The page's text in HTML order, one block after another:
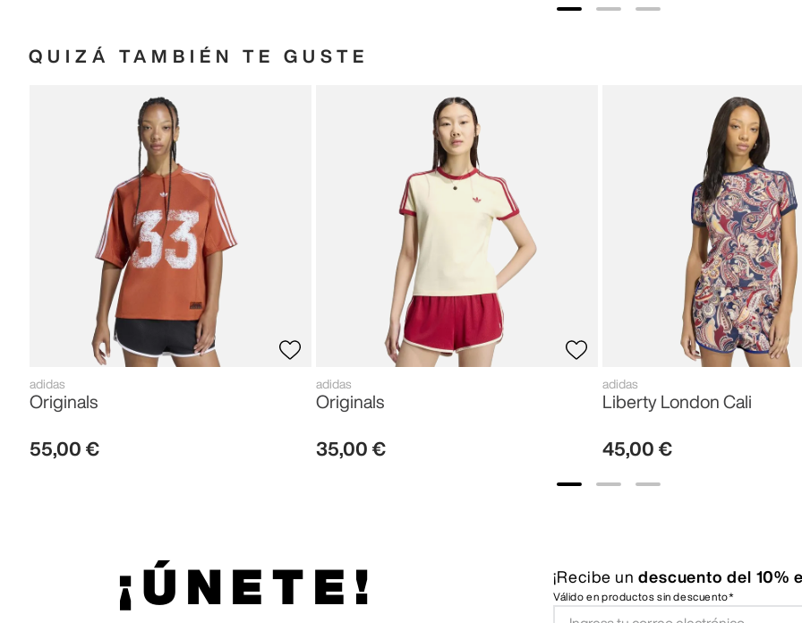
QUIZÁ TAMBIÉN TE GUSTE
adidas
Originals
55,00 €
adidas
Originals
35,00 €
adidas
Liberty London Cali
45,00 €
¡ÚNETE! ¡Recibe un descuento del 10%
Válido en productos sin descuento*